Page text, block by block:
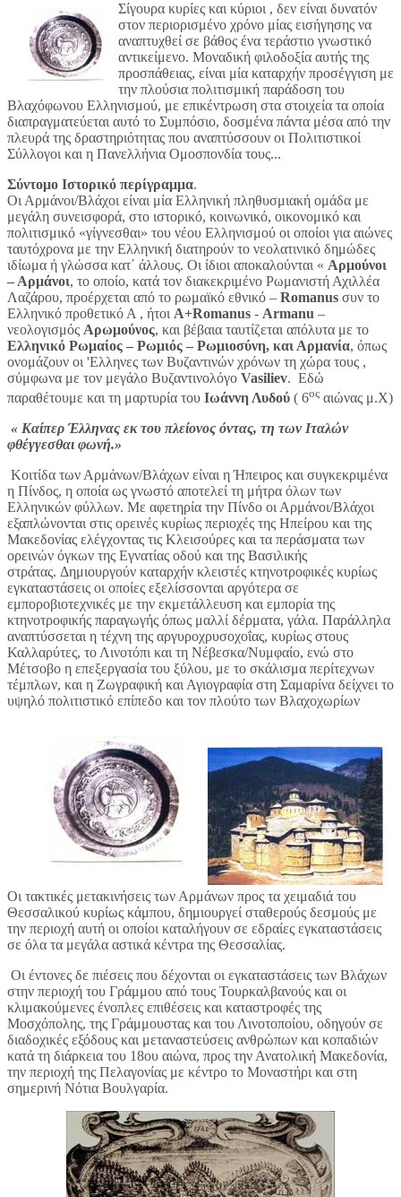
Σίγουρα κυρίες και κύριοι , δεν είναι δυνατόν
στον περιορισμένο χρόνο μίας εισήγησης να
αναπτυχθεί σε βάθος ένα τεράστιο γνωστικό
αντικείμενο. Μοναδική φιλοδοξία αυτής της
προσπάθειας, είναι μία καταρχήν προσέγγιση με
την πλούσια πολιτισμική παράδοση του
Βλαχόφωνου Ελληνισμού, με επικέντρωση στα στοιχεία τα οποία
διαπραγματεύεται αυτό το Συμπόσιο, δοσμένα πάντα μέσα από την
πλευρά της δραστηριότητας που αναπτύσσουν οι Πολιτιστικοί
Σύλλογοι και η Πανελλήνια Ομοσπονδία τους...
Σύντομο Ιστορικό περίγραμμα.
Οι Αρμάνοι/Βλάχοι είναι μία Ελληνική πληθυσμιακή ομάδα με
μεγάλη συνεισφορά, στο ιστορικό, κοινωνικό, οικονομικό και
πολιτισμικό «γίγνεσθαι» του νέου Ελληνισμού οι οποίοι για αιώνες
ταυτόχρονα με την Ελληνική διατηρούν το νεολατινικό δημώδες
ιδίωμα ή γλώσσα κατ΄ άλλους. Οι ίδιοι αποκαλούνται « Αρμούνοι
– Αρμάνοι, το οποίο, κατά τον διακεκριμένο Ρωμανιστή Αχιλλέα
Λαζάρου, προέρχεται από το ρωμαϊκό εθνικό – Romanus συν το
Ελληνικό προθετικό Α , ήτοι Α+Romanus - Armanu –
νεολογισμός Αρωμoύνος, και βέβαια ταυτίζεται απόλυτα με το
Ελληνικό Ρωμαίος – Ρωμιός – Ρωμιοσύνη, και Αρμανία, όπως
ονομάζουν οι 'Ελληνες των Βυζαντινών χρόνων τη χώρα τους ,
σύμφωνα με τον μεγάλο Βυζαντινολόγο Vasiliev. Εδώ
παραθέτουμε και τη μαρτυρία του Ιωάννη Λυδού ( 6ος αιώνας μ.Χ)
« Καίπερ Έλληνας εκ του πλείονος όντας, τη των Ιταλών
φθέγγεσθαι φωνή.»
Κοιτίδα των Αρμάνων/Βλάχων είναι η Ήπειρος και συγκεκριμένα
η Πίνδος, η οποία ως γνωστό αποτελεί τη μήτρα όλων των
Ελληνικών φύλλων. Με αφετηρία την Πίνδο οι Αρμάνοι/Βλάχοι
εξαπλώνονται στις ορεινές κυρίως περιοχές της Ηπείρου και της
Μακεδονίας ελέγχοντας τις Κλεισούρες και τα περάσματα των
ορεινών όγκων της Εγνατίας οδού και της Βασιλικής
στράτας. Δημιουργούν καταρχήν κλειστές κτηνοτροφικές κυρίως
εγκαταστάσεις οι οποίες εξελίσσονται αργότερα σε
εμποροβιοτεχνικές με την εκμετάλλευση και εμπορία της
κτηνοτροφικής παραγωγής όπως μαλλί δέρματα, γάλα. Παράλληλα
αναπτύσσεται η τέχνη της αργυροχρυσοχοΐας, κυρίως στους
Καλλαρύτες, το Λινοτόπι και τη Νέβεσκα/Νυμφαίο, ενώ στο
Μέτσοβο η επεξεργασία του ξύλου, με το σκάλισμα περίτεχνων
τέμπλων, και η Ζωγραφική και Αγιογραφία στη Σαμαρίνα δείχνει το
υψηλό πολιτιστικό επίπεδο και τον πλούτο των Βλαχοχωρίων
Οι τακτικές μετακινήσεις των Αρμάνων προς τα χειμαδιά του
Θεσσαλικού κυρίως κάμπου, δημιουργεί σταθερούς δεσμούς με
την περιοχή αυτή οι οποίοι καταλήγουν σε εδραίες εγκαταστάσεις
σε όλα τα μεγάλα αστικά κέντρα της Θεσσαλίας.
Οι έντονες δε πιέσεις που δέχονται οι εγκαταστάσεις των Βλάχων
στην περιοχή του Γράμμου από τους Τουρκαλβανούς και οι
κλιμακούμενες ένοπλες επιθέσεις και καταστροφές της
Μοσχόπολης, της Γράμμουστας και του Λινοτοποίου, οδηγούν σε
διαδοχικές εξόδους και μεταναστεύσεις ανθρώπων και κοπαδιών
κατά τη διάρκεια του 18ου αιώνα, προς την Ανατολική Μακεδονία,
την περιοχή της Πελαγονίας με κέντρο το Μοναστήρι και στη
σημερινή Νότια Βουλγαρία.